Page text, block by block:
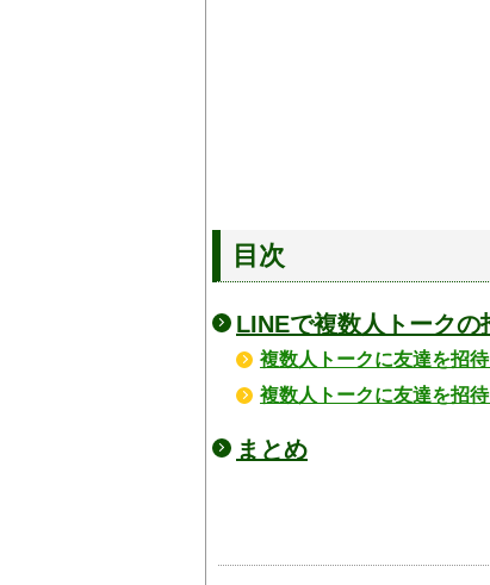
目次
LINEで複数人トーク
複数人トークに友達を招
複数人トークに友達を招
まとめ